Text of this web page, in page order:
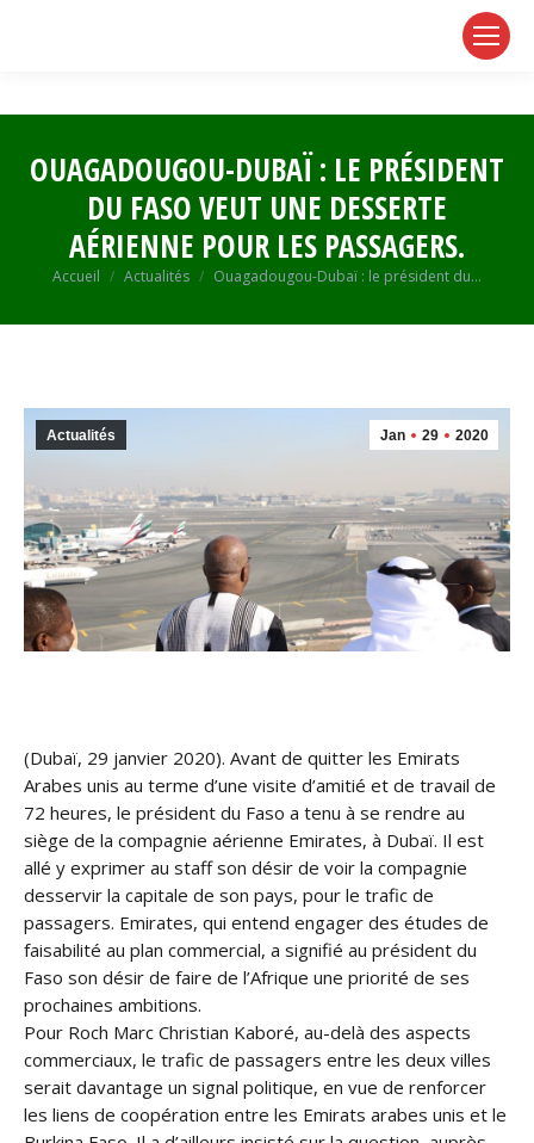
OUAGADOUGOU-DUBAÏ : LE PRÉSIDENT
DU FASO VEUT UNE DESSERTE
AÉRIENNE POUR LES PASSAGERS.
Vous êtes ici :
Accueil Actualités Ouagadougou-Dubaï : le président du…
Jan 29 2020
Actualités
(Dubaï, 29 janvier 2020). Avant de quitter les Emirats
Arabes unis au terme d’une visite d’amitié et de travail de
72 heures, le président du Faso a tenu à se rendre au
siège de la compagnie aérienne Emirates, à Dubaï. Il est
allé y exprimer au staff son désir de voir la compagnie
desservir la capitale de son pays, pour le trafic de
passagers. Emirates, qui entend engager des études de
faisabilité au plan commercial, a signifié au président du
Faso son désir de faire de l’Afrique une priorité de ses
prochaines ambitions.
Pour Roch Marc Christian Kaboré, au-delà des aspects
commerciaux, le trafic de passagers entre les deux villes
serait davantage un signal politique, en vue de renforcer
les liens de coopération entre les Emirats arabes unis et le